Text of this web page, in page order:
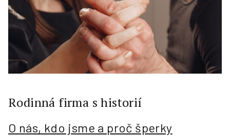
Rodinná firma s historií
O nás, kdo jsme a proč šperky